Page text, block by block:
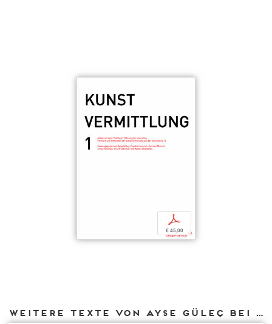
p
€ 45,00
Weitere Texte von Ayse Güleç bei DIAPHANES